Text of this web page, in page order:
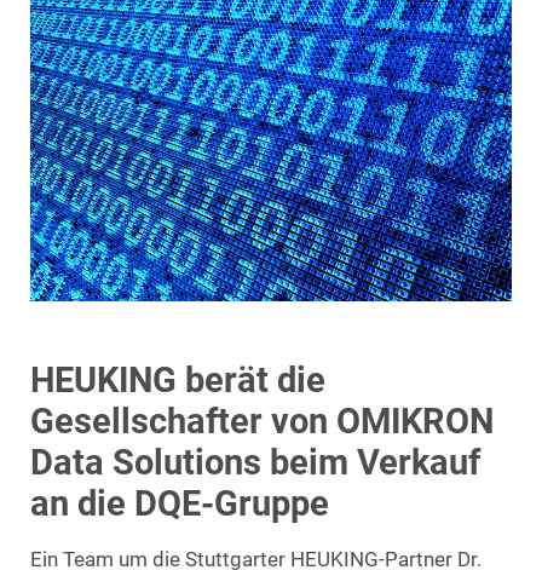
HEUKING berät die
Gesellschafter von OMIKRON
Data Solutions beim Verkauf
an die DQE-Gruppe
Ein Team um die Stuttgarter HEUKING-Partner Dr.